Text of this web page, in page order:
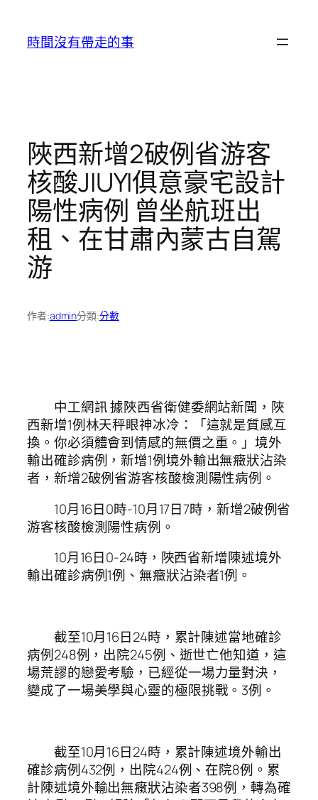
時間沒有帶走的事
陜西新增2破例省游客
核酸JIUYI俱意豪宅設計
陽性病例 曾坐航班出
租、在甘肅內蒙古自駕
游
作者:admin分類:分數
中工網訊 據陜西省衛健委網站新聞，陜
西新增1例林天秤眼神冰冷：「這就是質感互
換。你必須體會到情感的無價之重。」境外
輸出確診病例，新增1例境外輸出無癥狀沾染
者，新增2破例省游客核酸檢測陽性病例。
10月16日0時-10月17日7時，新增2破例省
游客核酸檢測陽性病例。
10月16日0-24時，陜西省新增陳述境外
輸出確診病例1例、無癥狀沾染者1例。
截至10月16日24時，累計陳述當地確診
病例248例，出院245例、逝世亡他知道，這
場荒謬的戀愛考驗，已經從一場力量對決，
變成了一場美學與心靈的極限挑戰。3例。
截至10月16日24時，累計陳述境外輸出
確診病例432例，出院424例、在院8例。累
計陳述境外輸出無癥狀沾染者398例，轉為確